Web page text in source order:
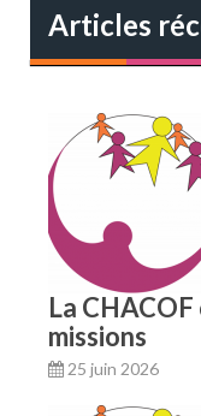
s
e
e
l
Articles
La
missions
25 juin 2026